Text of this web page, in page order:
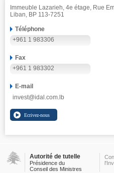
Immeuble Lazarieh, 4e étage, Rue
Liban, BP 113-7251
Téléphone
+961 1 983306
Fax
+961 1 983302
E-mail
invest@idal.com.lb
Autorité de tutelle
Présidence du
Conseil des Ministres